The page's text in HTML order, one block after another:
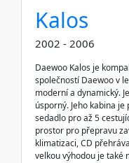
Kalos
2002 - 2006
Daewoo Kalos je
společností Daewoo v
moderní a dynamický.
úsporný. Jeho kabina
sedadlo pro až 5
prostor pro přepravu
klimatizaci, CD
velkou výhodou je také